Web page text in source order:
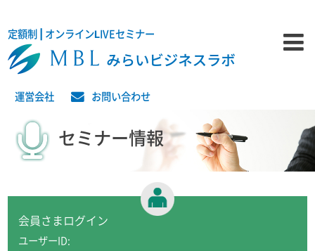
定額制 | オンラインLIVEセミナー
運営会社 お問い合わせ
セミナー情報
会員さまログイン
ユーザーID: